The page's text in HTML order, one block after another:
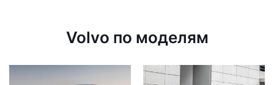
Volvo по моделям